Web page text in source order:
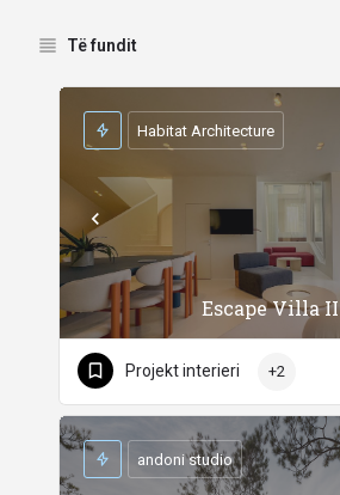
Të fundit
Escape Villa II
Habitat Architecture
Projekt interieri +2
andoni studio